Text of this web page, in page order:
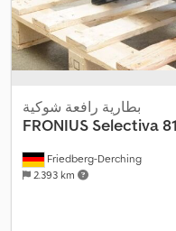
Friedberg-Derching
2.393 km
بطارية رافعة شوكية
FRONIUS Selectiva